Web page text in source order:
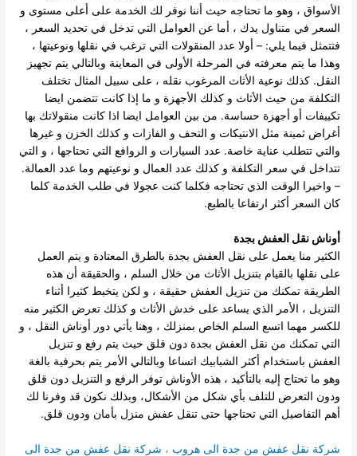
الأسواق ، وهو ما تحتاجه حيث أننا نوفر لك الخدمة على أعلى مستوى و
السعر في متناول يدك ، أما عن العوامل التي تدخل في تحديد السعر ،
فتتمثل فيما يلي: – أولا عدد المنقولات التي ترغب في نقلها ونوعيتها ،
وهذا ما يتم معرفته في المرحلة الأولى في المعاينة وبالتالي يتم تجهيز
النقل.كذلك نوعية الأثاث المرغوب نقله ، على سبيل المثال تختلف
التكلفة من حيث الأثاث و كذلك الأجهزة و ما إذا كانت تتضمن ايضا
تكييفات أو أجهزة حساسة. من بين العوامل ايضا اذا كانت منقولاتك بها
أغراض ثمينة مثل الانتيكات و التحف و الفازات و كذلك الخزن و غيرها
والتي تتطلب عناية خاصة. عدد السيارات و الروافع التي تحتاجها ، و التي
تتداخل في سعر التكلفة و كذلك عدد العمال و نوعيتهم وما عدد العمالة.
– واخيرا الوقت الذي تحتاجه فكلما كنت عجولا في طلب الخدمة كلما
كان السعر أكثر ارتفاعا بالطبع.
أوناش نقل العفش بجدة
الكثير منا يعمل على نقل العفش بجدة بالطرق المعتادة و يتم العمل
على نقلها بالقيام بتنزيل الأثاث من خلال السلم ، والحقيقة أن هذه
الطريقة تمكنك من تنزيل العفش حقيقة ، و لكن يتخبط كثيرا أثناء
التنزيل ، الأمر الذي يساعد على خدش الأثاث و كذلك تعرض الكثير منه
للكسر مهما اتسع السلم الخاص بمنزلك ، وهنا يأتي دور أوناش النقل ، و
التي تمكنك من نقل العفش بجدة دون قلق حيث يتم رفع و تنزيل
العفش باستخدام أكثر الشبابيك اتساعا وبالتالي الأمر يتم بحرفية بالغة
وهو ما تحتاج إليه بالتأكيد ، هذه الأوناش توفر الرفع و التنزيل دون قلق
ودون التعرض للتلف بأي شكل من الأشكال، وبذلك نكون قد وفرنا لك
أهم التفاصيل التي تحتاجها حتى تنقل عفش منزل بأمان ودون قلق.
شركة نقل عفش من جدة الى هروب ، شركة نقل عفش من جدة الى